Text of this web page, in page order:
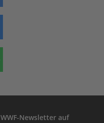
Newsletter auf